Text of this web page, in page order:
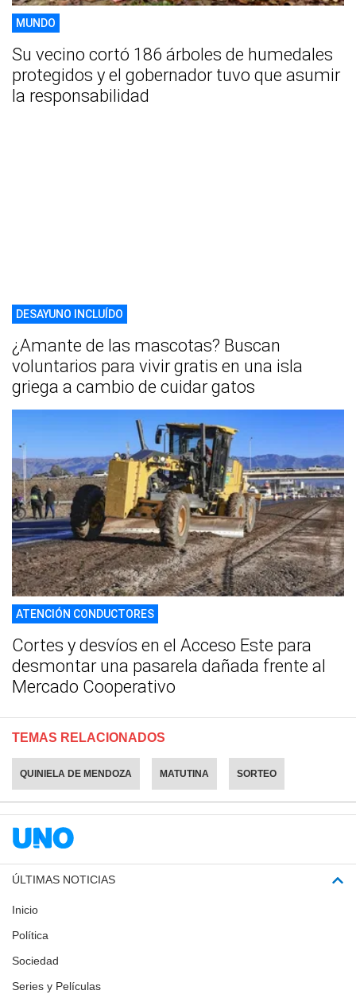
MUNDO
Su vecino cortó 186 árboles de humedales
protegidos y el gobernador tuvo que asumir
la responsabilidad
DESAYUNO INCLUÍDO
¿Amante de las mascotas? Buscan
voluntarios para vivir gratis en una isla
griega a cambio de cuidar gatos
ATENCIÓN CONDUCTORES
Cortes y desvíos en el Acceso Este para
desmontar una pasarela dañada frente al
Mercado Cooperativo
TEMAS RELACIONADOS
QUINIELA DE MENDOZA MATUTINA SORTEO
ÚLTIMAS NOTICIAS
Inicio
Política
Sociedad
Series y Películas